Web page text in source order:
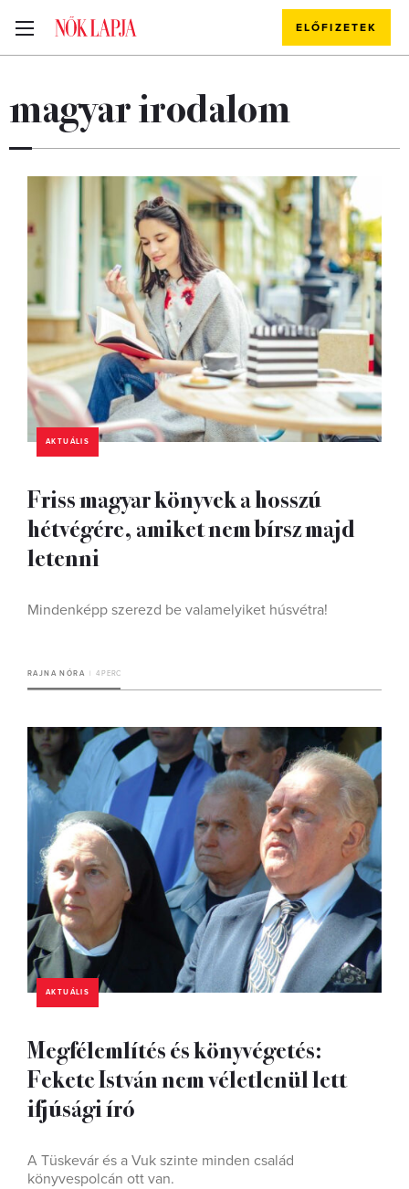
ELŐFIZETEK
magyar irodalom
AKTUÁLIS
Friss magyar könyvek a hosszú
hétvégére, amiket nem bírsz majd
letenni
Mindenképp szerezd be valamelyiket húsvétra!
RAJNA NÓRA 4 PERC
AKTUÁLIS
Megfélemlítés és könyvégetés:
Fekete István nem véletlenül lett
ifjúsági író
A Tüskevár és a Vuk szinte minden család
könyvespolcán ott van.